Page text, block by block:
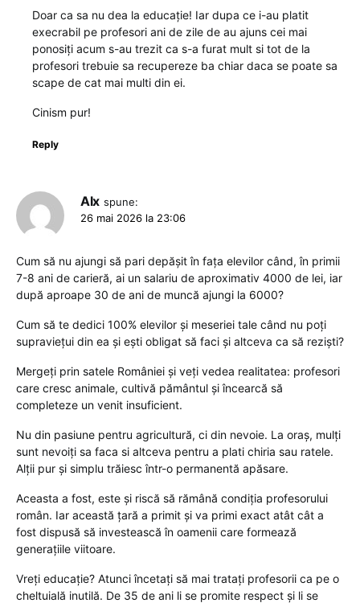
Doar ca sa nu dea la educație! Iar dupa ce i-au platit
execrabil pe profesori ani de zile de au ajuns cei mai
ponosiți acum s-au trezit ca s-a furat mult si tot de la
profesori trebuie sa recupereze ba chiar daca se poate sa
scape de cat mai multi din ei.
Cinism pur!
Reply
Alx spune:
26 mai 2026 la 23:06
Cum să nu ajungi să pari depășit în fața elevilor când, în primii
7-8 ani de carieră, ai un salariu de aproximativ 4000 de lei, iar
după aproape 30 de ani de muncă ajungi la 6000?
Cum să te dedici 100% elevilor și meseriei tale când nu poți
supraviețui din ea și ești obligat să faci și altceva ca să reziști?
Mergeți prin satele României și veți vedea realitatea: profesori
care cresc animale, cultivă pământul și încearcă să
completeze un venit insuficient.
Nu din pasiune pentru agricultură, ci din nevoie. La oraș, mulți
sunt nevoiți sa faca si altceva pentru a plati chiria sau ratele.
Alții pur și simplu trăiesc într-o permanentă apăsare.
Aceasta a fost, este și riscă să rămână condiția profesorului
român. Iar această țară a primit și va primi exact atât cât a
fost dispusă să investească în oamenii care formează
generațiile viitoare.
Vreți educație? Atunci încetați să mai tratați profesorii ca pe o
cheltuială inutilă. De 35 de ani li se promite respect și li se